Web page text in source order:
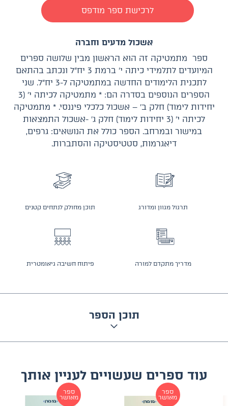
לרכישת ספר מודפס
אשכול מדעים וחברה
ספר מתמטיקה זה הוא הראשון מבין שלושה ספרים
המיועדים לתלמידי כיתה י׳ ברמת 3 יח״ל ונכתב בהתאם
לתכנית הלימודים החדשה במתמטיקה ל-3 יח״ל. שני
הספרים הנוספים בסדרה הם: * מתמטיקה לכיתה י׳ (3
יחידות לימוד) חלק ב׳ – אשכול כלכלי פיננסי. * מתמטיקה
לכיתה י׳ (3 יחידות לימוד) חלק ג׳ -אשכול התמצאות
במישור ובמרחב. הספר כולל את הנושאים: גרפים,
דיאגרמות, סטטיסטיקה והסתברות.
תרגול מגוון ומדורג תוכן מחולק לנתחים קטנים
מדריך מתקדם למורה פיתוח חשיבה גיאומטרית
תוכן הספר
עוד ספרים שעשויים לעניין אותך
ספר
מאושר
ספר
מאושר